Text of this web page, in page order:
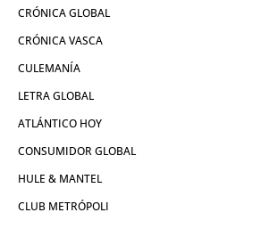
CRÓNICA GLOBAL
CRÓNICA VASCA
CULEMANÍA
LETRA GLOBAL
ATLÁNTICO HOY
CONSUMIDOR GLOBAL
HULE & MANTEL
CLUB METRÓPOLI